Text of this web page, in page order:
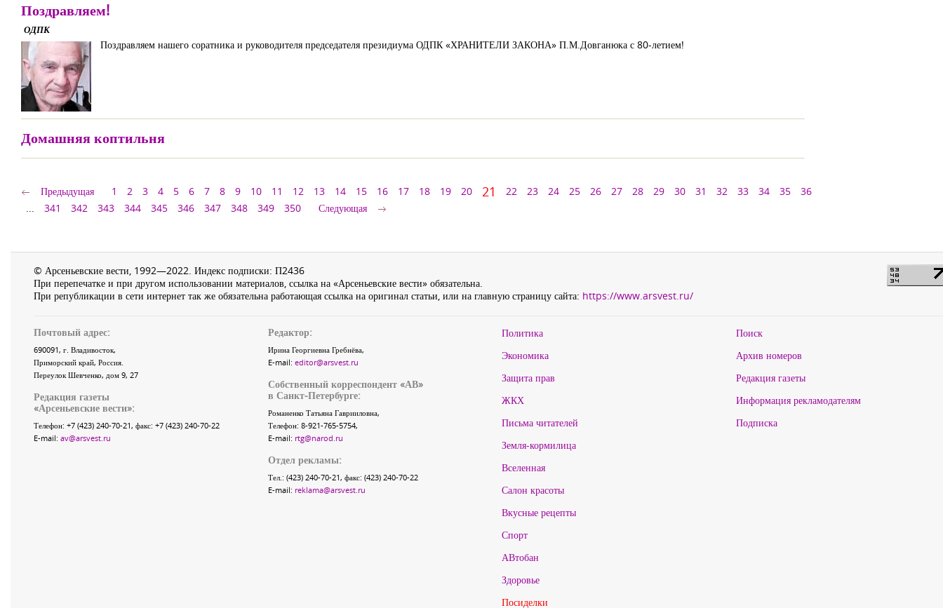
Поздравляем!
ОДПК
Поздравляем нашего соратника и руководителя председателя президиума ОДПК «ХРАНИТЕЛИ ЗАКОНА» П.М.Довганюка с 80-летием!
Домашняя коптильня
Предыдущая 1 2 3 4 5 6 7 8 9 10 11 12 13 14 15 16 17 18 19 20 21 22 23 24 25 26 27 28 29 30 31 32 33 34 35
36
...
341 342 343 344 345 346 347 348 349 350 Следующая
© Арсеньевские вести, 1992—2022. Индекс подписки: П2436
При перепечатке и при другом использовании материалов, ссылка на «Арсеньевские вести» обязательна.
При републикации в сети интернет так же обязательна работающая ссылка на оригинал статьи, или на главную страницу сайта: https://www.arsvest.ru/
Почтовый адрес:
690091, г. Владивосток,
Приморский край, Россия.
Переулок Шевченко, дом 9, 27
Редакция газеты
«Арсеньевские вести»:
Телефон: +7 (423) 240-70-21, факс: +7 (423) 240-70-22
E-mail: av@arsvest.ru
Редактор:
Ирина Георгиевна Гребнёва,
E-mail: editor@arsvest.ru
Собственный корреспондент «АВ»
в Санкт-Петербурге:
Романенко Татьяна Гаврииловна,
Телефон: 8-921-765-5754,
E-mail: rtg@narod.ru
Отдел рекламы:
Тел.: (423) 240-70-21, факс: (423) 240-70-22
E-mail: reklama@arsvest.ru
Политика
Экономика
Защита прав
ЖКХ
Письма читателей
Земля-кормилица
Вселенная
Салон красоты
Вкусные рецепты
Спорт
АВтобан
Здоровье
Посиделки
Поиск
Архив номеров
Редакция газеты
Информация рекламодателям
Подписка